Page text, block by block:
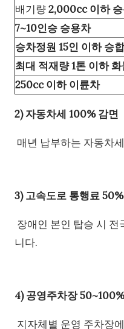
배기량2,000cc 이하
7~10인승 승용차
승차정원 15인 이하 승
최대 적재량 1톤 이하
250cc 이하 이륜차
2) 자동차세 100% 감면
매년 납부하는 자동차
3) 고속도로 통행료
장애인 본인 탑승 시 전
니다.
4) 공영주차장
지자체별 운영 주차장